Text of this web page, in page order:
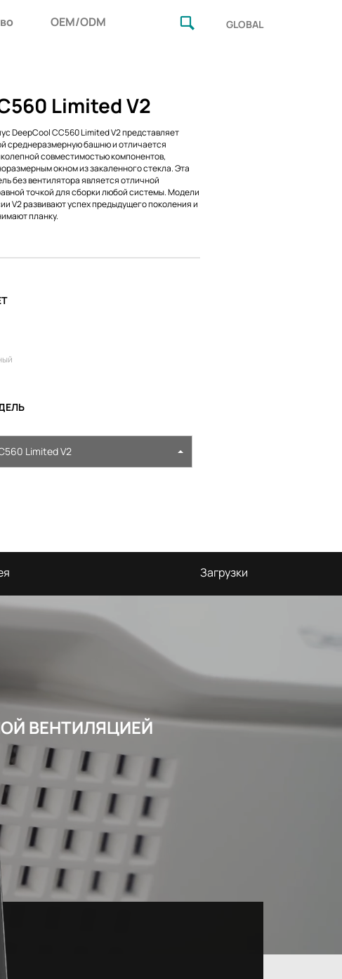
OEM/ODM GLOBAL
Limited V2
DeepCool CC560 Limited V2 представляет
среднеразмерную башню и отличается
совместимостью компонентов,
окном из закаленного стекла. Эта
без вентилятора является отличной
точкой для сборки любой системы. Модели
V2 развивают успех предыдущего поколения и
планку.
Limited V2
Загрузки
ВЕНТИЛЯЦИЕЙ